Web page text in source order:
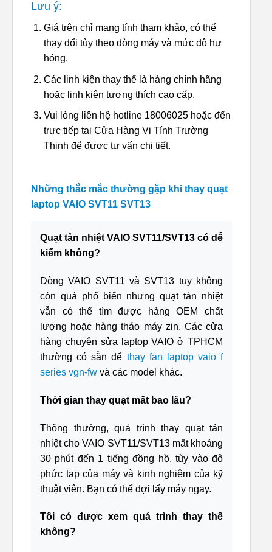
Lưu ý:
Giá trên chỉ mang tính tham khảo, có thể
thay đổi tùy theo dòng máy và mức độ hư
hỏng.
Các linh kiện thay thế là hàng chính hãng
hoặc linh kiện tương thích cao cấp.
Vui lòng liên hệ hotline 18006025 hoặc đến
trực tiếp tại Cửa Hàng Vi Tính Trường
Thịnh để được tư vấn chi tiết.
Những thắc mắc thường gặp khi thay quạt
laptop VAIO SVT11 SVT13
Quạt tản nhiệt VAIO SVT11/SVT13 có dễ
kiếm không?
Dòng VAIO SVT11 và SVT13 tuy không
còn quá phổ biến nhưng quạt tản nhiệt
vẫn có thể tìm được hàng OEM chất
lượng hoặc hàng tháo máy zin. Các cửa
hàng chuyên sửa laptop VAIO ở TPHCM
thường có sẵn để thay fan laptop vaio f
series vgn-fw và các model khác.
Thời gian thay quạt mất bao lâu?
Thông thường, quá trình thay quạt tản
nhiệt cho VAIO SVT11/SVT13 mất khoảng
30 phút đến 1 tiếng đồng hồ, tùy vào độ
phức tạp của máy và kinh nghiệm của kỹ
thuật viên. Bạn có thể đợi lấy máy ngay.
Tôi có được xem quá trình thay thế
không?